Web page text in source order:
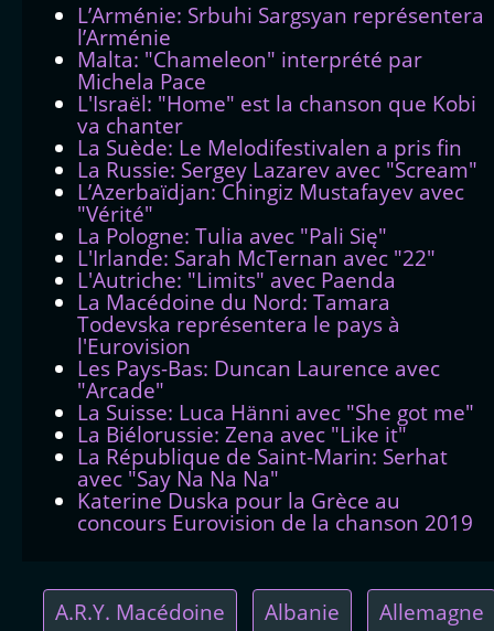
L’Arménie: Srbuhi Sargsyan représentera
l’Arménie
Malta: "Chameleon" interprété par
Michela Pace
L'Israël: "Home" est la chanson que Kobi
va chanter
La Suède: Le Melodifestivalen a pris fin
La Russie: Sergey Lazarev avec "Scream"
L’Azerbaïdjan: Chingiz Mustafayev avec
"Vérité"
La Pologne: Tulia avec "Pali Się"
L'Irlande: Sarah McTernan avec "22"
L'Autriche: "Limits" avec Paenda
La Macédoine du Nord: Tamara
Todevska représentera le pays à
l'Eurovision
Les Pays-Bas: Duncan Laurence avec
"Arcade"
La Suisse: Luca Hänni avec "She got me"
La Biélorussie: Zena avec "Like it"
La République de Saint-Marin: Serhat
avec "Say Na Na Na"
Katerine Duska pour la Grèce au
concours Eurovision de la chanson 2019
A.R.Y. Macédoine Albanie Allemagne